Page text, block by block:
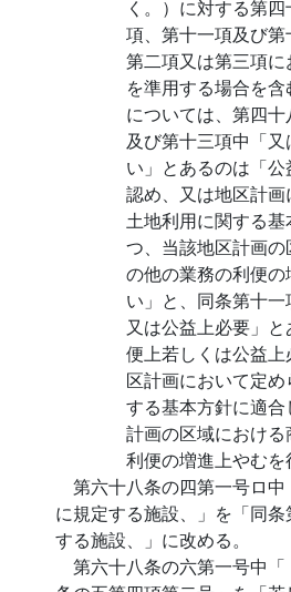
く。）に対する第
項、第十一項及び
第二項又は第三項
を準用する場合を
については、第四
及び第十三項中「
い」とあるのは「
認め、又は地区計
土地利用に関する
つ、当該地区計画
の他の業務の利便
い」と、同条第十
又は公益上必要」
便上若しくは公益
区計画において定
する基本方針に適
計画の区域におけ
利便の増進上やむを
第六十八条の四第一号ロ
に規定する施設、」を「同
する施設、」に改める。
第六十八条の六第一号中